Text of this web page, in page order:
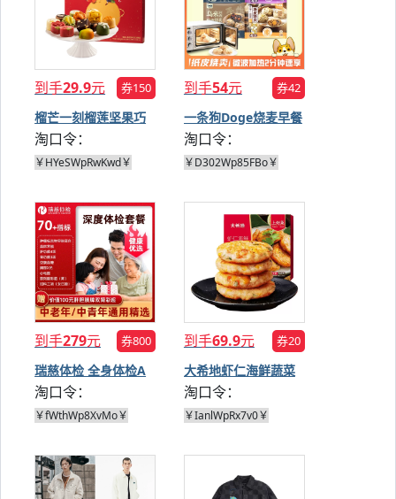
到手29.9元 券150
榴芒一刻榴莲坚果巧
克力礼盒
淘口令：
￥HYeSWpRwKwd￥
到手54元 券42
一条狗Doge烧麦早餐
组合
淘口令：
￥D302Wp85FBo￥
到手279元 券800
瑞慈体检 全身体检A
套餐
淘口令：
￥fWthWp8XvMo￥
到手69.9元 券20
大希地虾仁海鲜蔬菜
饼160g*3盒
淘口令：
￥IanlWpRx7v0￥